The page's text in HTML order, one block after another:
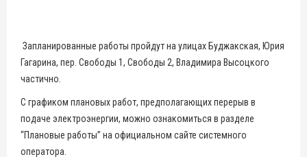
Запланированные работы пройдут на улицах Буджакская, Юрия
Гагарина, пер. Свободы 1, Свободы 2, Владимира Высоцкого
частично.
С графиком плановых работ, предполагающих перерыв в
подаче электроэнергии, можно ознакомиться в разделе
“Плановые работы” на официальном сайте системного
оператора.